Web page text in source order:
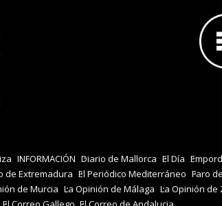
INFORMACIÓN Diario de Mallorca El Día
de Extremadura El Periódico Mediterráneo Faro
de Murcia La Opinión de Málaga La Opinión de